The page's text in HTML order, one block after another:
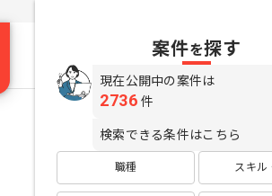
案件を探す
現在公開中の案件は
2736 件
検索できる条件はこちら
職種 スキル